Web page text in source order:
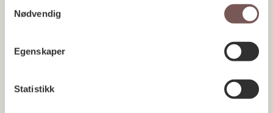
Nødvendig
Egenskaper
Statistikk
Tromsø / UiT Norgga árktalaš
Oahpaheaddjeoahpu ja pedagogihka
instituhtta (ILP)